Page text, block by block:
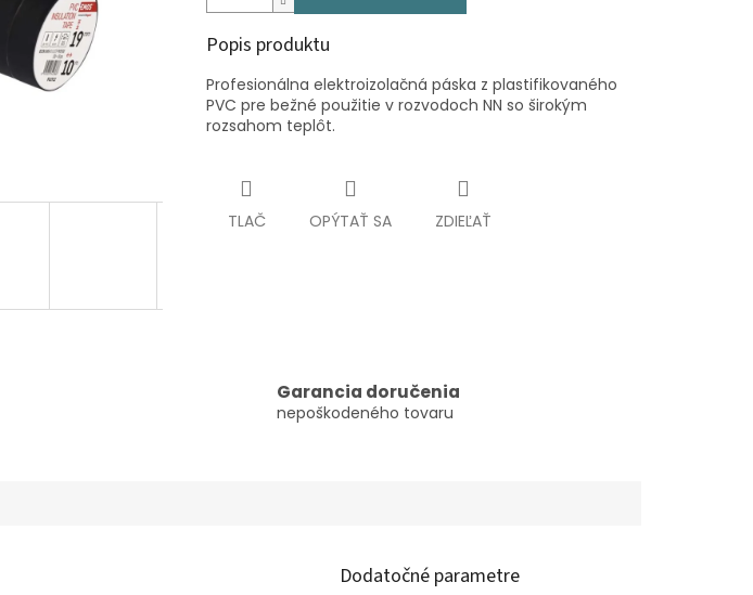
Popis produktu
Profesionálna elektroizolačná páska z plastifikovaného
PVC pre bežné použitie v rozvodoch NN so širokým
rozsahom teplôt.
TLAČ OPÝTAŤ SA ZDIEĽAŤ
Garancia doručenia
nepoškodeného tovaru
Dodatočné parametre